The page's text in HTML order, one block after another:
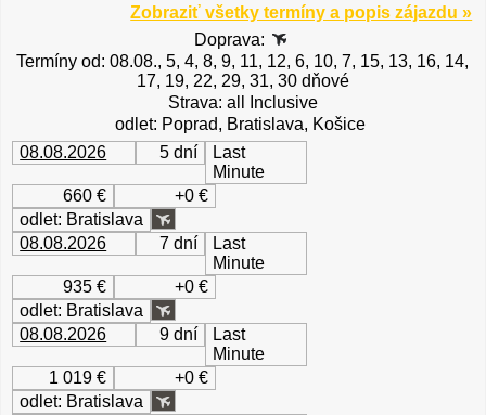
Zobraziť všetky termíny a popis zájazdu »
Doprava:
Termíny od: 08.08., 5, 4, 8, 9, 11, 12, 6, 10, 7, 15, 13, 16, 14,
17, 19, 22, 29, 31, 30 dňové
Strava: all Inclusive
odlet: Poprad, Bratislava, Košice
08.08.2026
5 dní
Last
Minute
660 €
+0 €
odlet: Bratislava
08.08.2026
7 dní
Last
Minute
935 €
+0 €
odlet: Bratislava
08.08.2026
9 dní
Last
Minute
1 019 €
+0 €
odlet: Bratislava